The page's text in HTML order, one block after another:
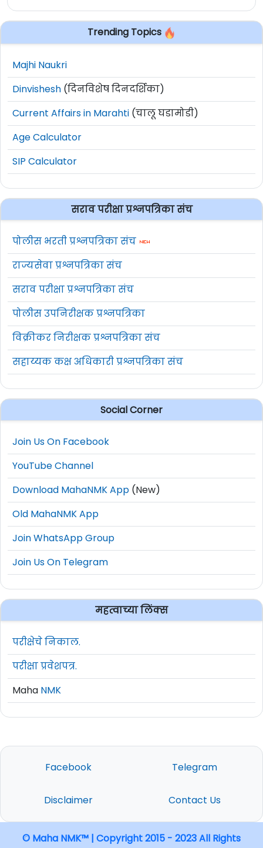
Trending Topics
Majhi Naukri
Dinvishesh (दिनविशेष दिनदर्शिका)
Current Affairs in Marahti (चालू घडामोडी)
Age Calculator
SIP Calculator
सराव परीक्षा प्रश्नपत्रिका संच
पोलीस भरती प्रश्नपत्रिका संच
राज्यसेवा प्रश्नपत्रिका संच
सराव परीक्षा प्रश्नपत्रिका संच
पोलीस उपनिरीक्षक प्रश्नपत्रिका
विक्रीकर निरीक्षक प्रश्नपत्रिका संच
सहाय्यक कक्ष अधिकारी प्रश्नपत्रिका संच
Social Corner
Join Us On Facebook
YouTube Channel
Download MahaNMK App (New)
Old MahaNMK App
Join WhatsApp Group
Join Us On Telegram
महत्वाच्या लिंक्स
परीक्षेचे निकाल.
परीक्षा प्रवेशपत्र.
Maha NMK
Facebook Telegram
Disclaimer Contact Us
© Maha NMK™ | Copyright 2015 - 2023 All Rights